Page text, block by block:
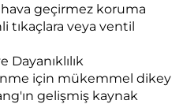
hava geçirmez koruma
tıkaçlara veya ventil
Dayanıklılık
için mükemmel dikey
gelişmiş kaynak